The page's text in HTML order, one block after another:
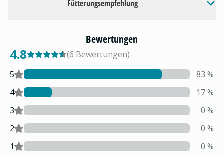
Fütterungsempfehlung
Bewertungen
4.8 (6 Bewertungen)
5
83 %
4
17%
3
0 %
2
0 %
1
0 %